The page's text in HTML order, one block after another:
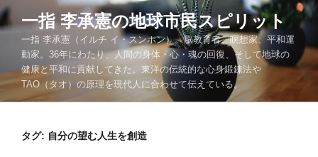
コ
ン
ツ
一指 李承憲の地球市民スピリット
一指 李承憲（イルチ イ・スンホン）。脳教育者、瞑想家、平和運
動家。36年にわたり、人間の身体・心・魂の回復、そして地球の
健康と平和に貢献してきた。東洋の伝統的な心身鍛錬法や
TAO（タオ）の原理を現代人に合わせて伝えている。
タグ: 自分の望む人生を創造